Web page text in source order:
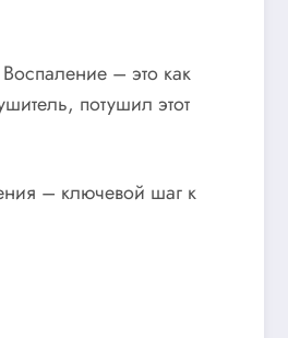
– это как
потушил этот
– ключевой шаг к